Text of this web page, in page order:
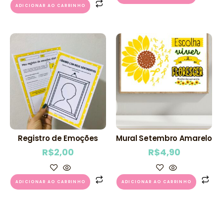
ADICIONAR AO CARRINHO
Registro de Emoções
R$2,00
ADICIONAR AO CARRINHO
Mural Setembro Amarelo
R$4,90
ADICIONAR AO CARRINHO